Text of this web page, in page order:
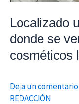
Localizado
donde se
cosméticos
Deja un comentario
REDACCIÓN